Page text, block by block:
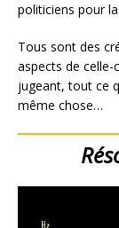
politiciens pour
Tous sont des
aspects de celle-
jugeant, tout ce
même chose…